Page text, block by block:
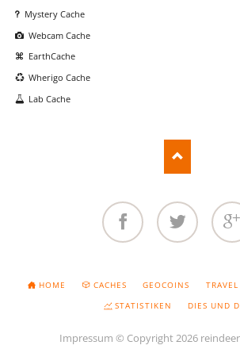
Mystery Cache
Webcam Cache
EarthCache
Wherigo Cache
Lab Cache
NAVIGATION
ÜBERSPRINGEN
HOME CACHES GEOCOINS
STATISTIKEN
DIES UND
Impressum © Copyright 2026